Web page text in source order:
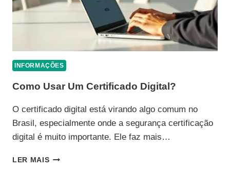
INFORMAÇÕES
Como Usar Um Certificado Digital?
O certificado digital está virando algo comum no
Brasil, especialmente onde a segurança certificação
digital é muito importante. Ele faz mais…
LER MAISCOMO